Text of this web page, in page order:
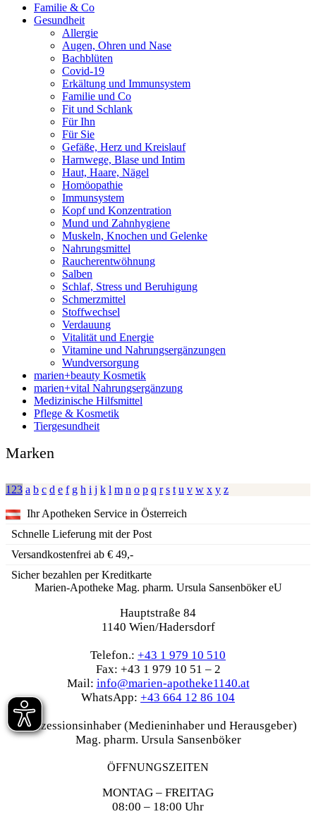
Familie & Co
Gesundheit
Allergie
Augen, Ohren und Nase
Bachblüten
Covid-19
Erkältung und Immunsystem
Familie und Co
Fit und Schlank
Für Ihn
Für Sie
Gefäße, Herz und Kreislauf
Harnwege, Blase und Intim
Haut, Haare, Nägel
Homöopathie
Immunsystem
Kopf und Konzentration
Mund und Zahnhygiene
Muskeln, Knochen und Gelenke
Nahrungsmittel
Raucherentwöhnung
Salben
Schlaf, Stress und Beruhigung
Schmerzmittel
Stoffwechsel
Verdauung
Vitalität und Energie
Vitamine und Nahrungsergänzungen
Wundversorgung
marien+beauty Kosmetik
marien+vital Nahrungsergänzung
Medizinische Hilfsmittel
Pflege & Kosmetik
Tiergesundheit
Marken
123 a b c d e f g h i j k l m n o p q r s t u v w x y z
Ihr Apotheken Service in Österreich
Schnelle Lieferung mit der Post
Versandkostenfrei ab € 49,-
Sicher bezahlen per Kreditkarte
Marien-Apotheke Mag. pharm. Ursula Sansenböker eU
Hauptstraße 84
1140 Wien/Hadersdorf
Telefon.: +43 1 979 10 510
Fax: +43 1 979 10 51 – 2
Mail: info@marien-apotheke1140.at
WhatsApp: +43 664 12 86 104
Konzessionsinhaber (Medieninhaber und Herausgeber)
Mag. pharm. Ursula Sansenböker
ÖFFNUNGSZEITEN
MONTAG – FREITAG
08:00 – 18:00 Uhr